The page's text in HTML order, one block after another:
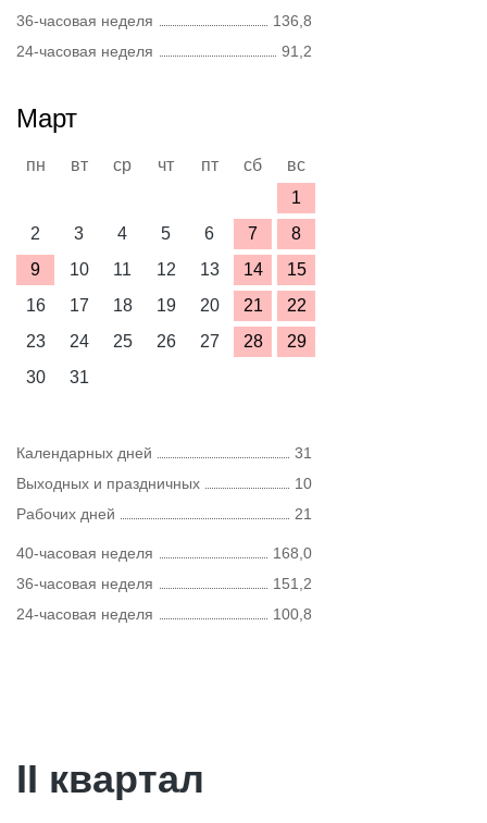
36-часовая неделя
136,8
24-часовая неделя
91,2
Март
пн вт ср чт пт сб
вс
1
2
3 4 5 6 7
8
9
10 11 12 13 14
15
16
17 18 19 20 21
22
23
24 25 26 27 28
29
30
31
Календарных дней
31
Выходных и праздничных
10
Рабочих дней
21
40-часовая неделя
168,0
36-часовая неделя
151,2
24-часовая неделя
100,8
II квартал